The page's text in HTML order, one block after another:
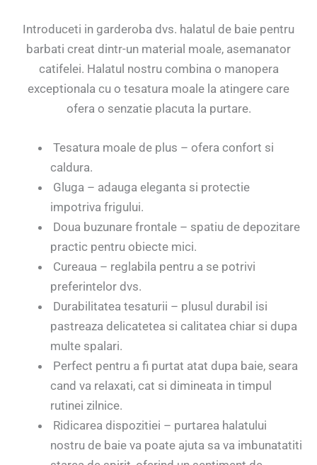
Introduceti in garderoba dvs. halatul de baie pentru
barbati creat dintr-un material moale, asemanator
catifelei. Halatul nostru combina o manopera
exceptionala cu o tesatura moale la atingere care
ofera o senzatie placuta la purtare.
Tesatura moale de plus – ofera confort si
caldura.
Gluga – adauga eleganta si protectie
impotriva frigului.
Doua buzunare frontale – spatiu de depozitare
practic pentru obiecte mici.
Cureaua – reglabila pentru a se potrivi
preferintelor dvs.
Durabilitatea tesaturii – plusul durabil isi
pastreaza delicatetea si calitatea chiar si dupa
multe spalari.
Perfect pentru a fi purtat atat dupa baie, seara
cand va relaxati, cat si dimineata in timpul
rutinei zilnice.
Ridicarea dispozitiei – purtarea halatului
nostru de baie va poate ajuta sa va imbunatatiti